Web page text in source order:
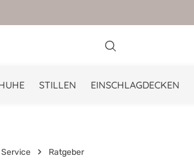
STILLEN EINSCHLAGDECKEN
Service Ratgeber